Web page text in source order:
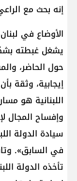
إنه بحث مع
الأوضاع في
يشغل غبطته
حول الحاضر،
إيجابية، وثقة
اللبنانية هو
وإفساح المجال
سيادة الدولة
في السابق».
تأخذه الدولة